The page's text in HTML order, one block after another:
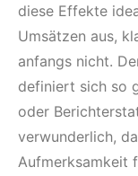
diese Effekte
Umsätzen aus,
anfangs nicht.
definiert sich so
oder
verwunderlich,
Aufmerksamkeit